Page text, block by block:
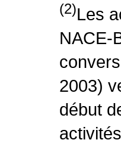
(2)Les
NACE-
2003)
début